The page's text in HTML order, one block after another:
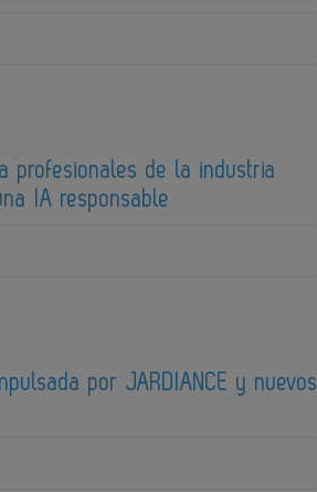
profesionales de la industria
IA responsable
por JARDIANCE y nuevos